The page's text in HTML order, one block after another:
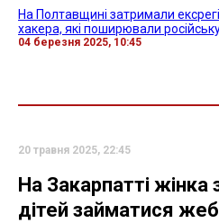
На Полтавщині затримали
хакера, які поширювали
04 березня 2025, 10:45
20 травня 2025, 22:45
На Закарпатті жінка
дітей займатися